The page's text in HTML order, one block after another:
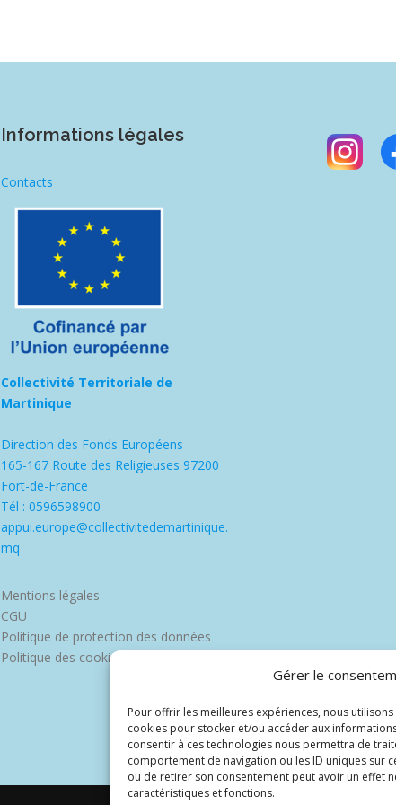
Gérer le
Pour offrir les meilleures expériences, nous
cookies pour stocker et/ou accéder aux
consentir à ces technologies nous permettra de
comportement de navigation ou les ID uniques sur
ou de retirer son consentement peut avoir un effet
caractéristiques et fonctions.
Informations légales
Contacts
Collectivité Territoriale de
Martinique
Direction des Fonds Européens
165-167 Route des Religieuses 97200
Fort-de-France
Tél : 0596598900
appui.europe@collectivitedemartinique.
mq
Mentions légales
CGU
Politique de protection des données
Politique des cookies